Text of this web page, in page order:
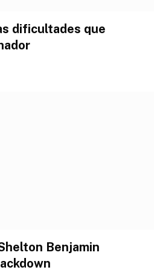
dificultades que
Benjamin